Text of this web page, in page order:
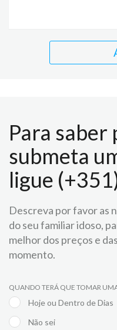
Para saber
submeta
ligue
Descreva por favor as
do seu familiar idoso,
melhor dos preços e
momento.
QUANDO TERÁ QUE TOMAR
Hoje ou Dentro de Dias
Não sei